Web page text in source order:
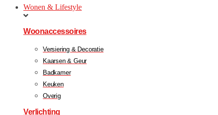
Wonen & Lifestyle
Woonaccessoires
Versiering & Decoratie
Kaarsen & Geur
Badkamer
Keuken
Overig
Verlichting